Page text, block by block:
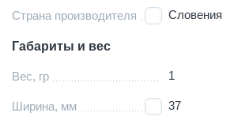
Страна производителя Словения
Габариты и вес
Вес, гр 1
Ширина, мм 37